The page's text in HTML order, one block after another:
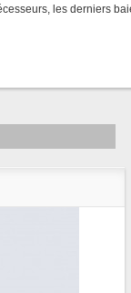
les derniers